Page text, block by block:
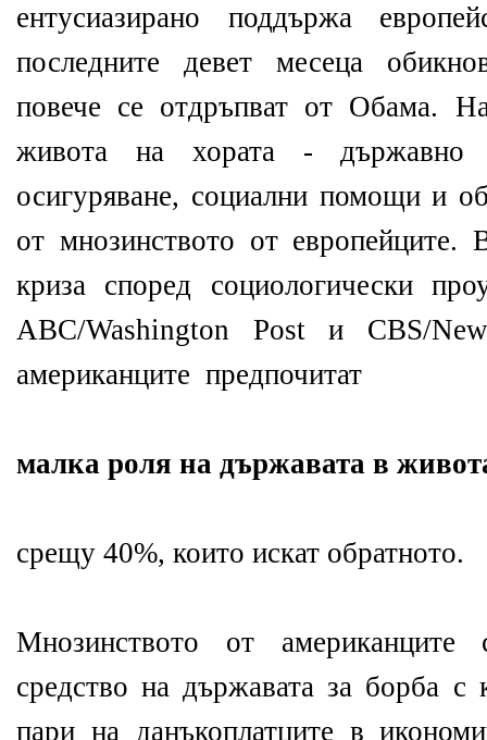
ентусиазирано поддържа
последните девет месеца
повече се отдръпват от Обама.
живота на хората - държавно
осигуряване, социални помощи и
от мнозинството от европейците.
криза според социологически
ABC/Washington Post и CBS/
американците предпочитат
малка роля на държавата в
срещу 40%, които искат обратното.
Мнозинството от
средство на държавата за борба с
пари на данъкоплатците в